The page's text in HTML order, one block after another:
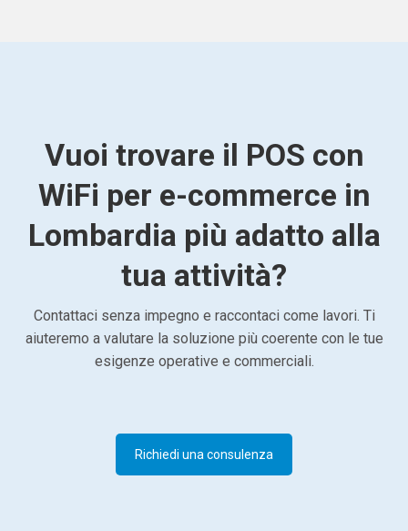
Vuoi trovare il POS con
WiFi per e-commerce in
Lombardia più adatto alla
tua attività?
Contattaci senza impegno e raccontaci come lavori. Ti
aiuteremo a valutare la soluzione più coerente con le tue
esigenze operative e commerciali.
Richiedi una consulenza